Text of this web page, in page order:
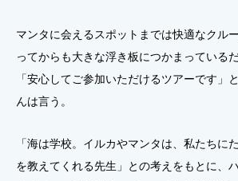
マンタに会えるスポットまでは快適なクル
ってからも大きな浮き板につかまっている
「安心してご参加いただけるツアーです」
んは言う。
「海は学校。イルカやマンタは、私たちに
を教えてくれる先生」との考えをもとに、